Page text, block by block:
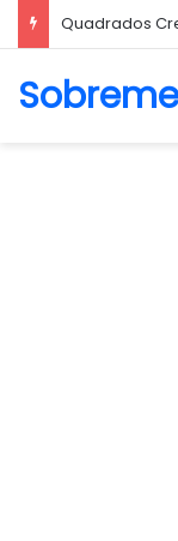
Biscoito